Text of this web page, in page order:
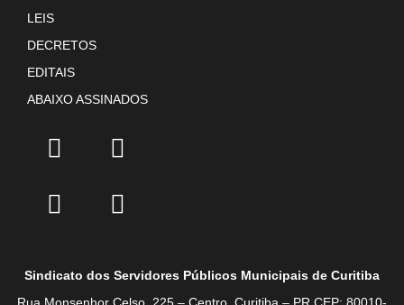
LEIS
DECRETOS
EDITAIS
ABAIXO ASSINADOS
Sindicato dos Servidores Públicos Municipais de Curitiba